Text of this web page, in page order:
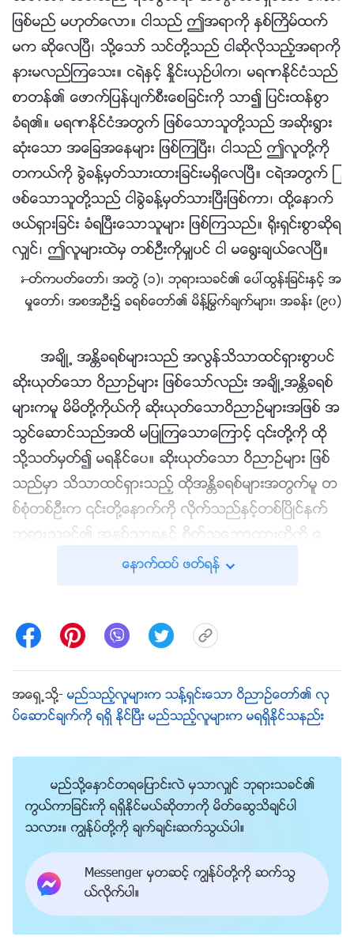
ျဖစ္မည္ မဟုတ္ေလာ။ ငါသည္ ဤအရာကို ႏွစ္ႀကိမ္ထက္
မက ဆိုေလၿပီ၊ သို႔ေသာ္ သင္တို႔သည္ ငါဆိုလိုသည့္အရာကို
နားမလည္ၾကေသး။ ငရဲႏွင့္ ႏႈိင္းယွဥ္ပါက၊ မရဏႏိုင္ငံသည္
စာတန္၏ ေဖာက္ျပန္ပ်က္စီးေစျခင္းကို သာ၍ ျပင္းထန္စြာ
ခံရ၏။ မရဏႏိုင္ငံအတြက္ ျဖစ္ေသာသူတို႔သည္ အဆိုး႐ြား
ဆုံးေသာ အေျခအေနမ်ား ျဖစ္ၾကၿပီး၊ ငါသည္ ဤလူတို႔ကို
တကယ္ကို ခြဲခန႔္မွတ္သားထားျခင္းမရွိေလၿပီ။ ငရဲအတြက္ ျ
ဖစ္ေသာသူတို႔သည္ ငါခြဲခန႔္မွတ္သားၿပီးျဖစ္ကာ၊ ထို႔ေနာက္
ဖယ္ရွားျခင္း ခံရၿပီးေသာသူမ်ား ျဖစ္ၾကသည္။ ႐ိုးရွင္းစြာဆိုရ
လွ်င္၊ ဤလူမ်ားထဲမွ တစ္ဦးကိုမွ်ပင္ ငါ မေ႐ြးခ်ယ္ေလၿပီ။
—ႏႈတ္ကပတ္ေတာ္၊ အတြဲ (၁)၊ ဘုရားသခင္၏ ေပၚထြန္းျခင္းႏွင့္ အ
မႈေတာ္၊ အစအဦး၌ ခရစ္ေတာ္၏ မိန္႔ႁမြက္ခ်က္မ်ား၊ အခန္း (၉၀)
အခ်ိဳ႕ အႏၲိခရစ္မ်ားသည္ အလြန္သိသာထင္ရွားစြာပင္
ဆိုးယုတ္ေသာ ဝိညာဥ္မ်ား ျဖစ္ေသာ္လည္း အခ်ိဳ႕အႏၲိခရစ္
မ်ားကမူ မိမိတို႔ကိုယ္ကို ဆိုးယုတ္ေသာဝိညာဥ္မ်ားအျဖစ္ အ
သြင္ေဆာင္သည္အထိ မျပဳၾကေသာေၾကာင့္ ၎တို႔ကို ထို
သို႔သတ္မွတ္၍ မရႏိုင္ေပ။ ဆိုးယုတ္ေသာ ဝိညာဥ္မ်ား ျဖစ္
သည္မွာ သိသာထင္ရွားသည့္ ထိုအႏၲိခရစ္မ်ားအတြက္မူ တ
စ္စုံတစ္ဦးက ၎တို႔ေနာက္ကို လိုက္သည္ႏွင့္တစ္ၿပိဳင္နက္
ဘုရားသခင္၏ အႏွစ္သာရႏွင့္ စိတ္သေဘာထားတို႔ကို ေ
ထာက္ဆရလွ်င္ ဘုရားသခင္က ထိုပုဂၢိဳလ္ကို အသိအမွတ္ ျ
တ္ေသာ ဝိညာဥ္မ်ားေနာက္ လိုက္ၿပီးသည့္သူမ်ားကို သူျငင္း
ပုံရလွ်င္ပင္ ဘုရားသခင္က ထိုရႈေထာင့္ကို ၾကည့္မေနေခ်။
“အျပစ္ရွိသည္ဟု ယုံလြယ္ေသာ” ဟူသည္မွာ အဘယ္နည္း။
အရာကိုဆိုလိုသနည္း။ ထိုစကားကိုယ္ႏႈိက္မွ မရွင္းလင္းပါ
က ငါ၏ရွင္းလင္းခ်က္မွ သင္တို႔နားလည္ႏိုင္ျခင္း ရွိမရွိကို ၾ
ကည့္ေလာ။ ၎တို႔သည္ ဘုရားသခင္၏ ေ႐ြးေကာက္သည့္
ခံရသည့္အခ်ိန္မွစ၍ ဘုရားသခင္သည္ သမၼာတရားျဖစ္ေၾ
ကာင္း၊ သူသည္ ေျဖာင့္မတ္ျခင္း၊ ဉာဏ္ပညာႏွင့္ အနႏၲတန္
ခိုးတို႔ ျဖစ္ေၾကာင္း၊ သူသည္ တစ္ပါးတည္းျဖစ္ေၾကာင္း
၎တို႔သတ္မွတ္သည့္အခ်ိန္အထိ— ဤအရာအားလုံးကို
၎တို႔နားလည္သြားသည္ႏွင့္ ၎တို႔၏ စိတ္ႏွလုံးအတြင္းန
ေနာက္ထပ္ ဖတ္ရန္
အေရွ႕သို႔- မည္သည့္လူမ်ားက သန႔္ရွင္းေသာ ဝိညာဥ္ေတာ္၏ လု
ပ္ေဆာင္ခ်က္ကို ရရွိ ႏိုင္ၿပီး မည္သည့္လူမ်ားက မရရွိႏိုင္သနည္း
မည္သို႔ေႏွာင္တရေျပာင္းလဲ မွသာလွ်င္ ဘုရားသခင္၏
ကြယ္ကာျခင္းကို ရရွိႏိုင္မယ္ဆိုတာကို မိတ္ေဆြသိခ်င္ပါ
သလား။ ကြၽန္ုပ္တို႔ကို ခ်က္ခ်င္းဆက္သြယ္ပါ။
Messenger မွတဆင့္ ကြၽန္ုပ္တို႔ကို ဆက္သြ
ယ္လိုက္ပါ။